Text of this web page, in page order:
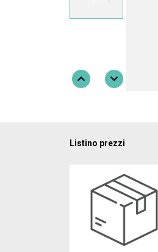
Listino prezzi